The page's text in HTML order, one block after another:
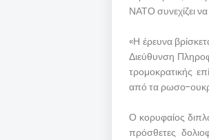
ΝΑΤΟ συνεχίζει
«Η έρευνα
Διεύθυνση
τρομοκρατικής
από τα ρωσο-
Ο κορυφαίος
πρόσθετες